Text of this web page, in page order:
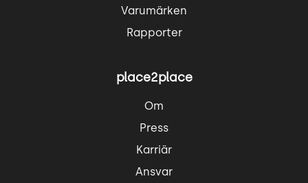
Varumärken
Rapporter
place2place
Om
Press
Karriär
Ansvar